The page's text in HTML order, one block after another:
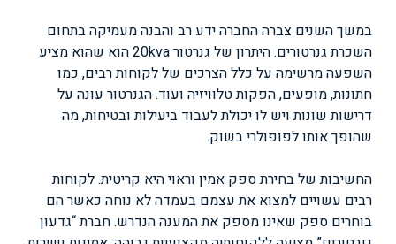
במשך השנים צברה החברה ידע רב והבנה מעמיקה בתחום
השכרת גנרטורים. היתרון של גנרטור 20kva הוא שהוא מציע
השפעה מרשימה על כלל הצרכים של לקוחות רבים, כמו
חתונות, מופעים, הפקות טלוויזיה ועוד. הגנרטור עונה על
דרישות שונות ויש לו יכולת לעבוד ביעילות ובטיחות, מה
שהופך אותו לפופולרי בשוק.
החשיבות של בחירת ספק אמין וראוי היא קריטית. לקוחות
רבים עשויים למצוא את עצמם בעמדה לא נוחה כאשר הם
בוחרים ספק שאינו מספק את המענה הנדרש. חברת “גדעון